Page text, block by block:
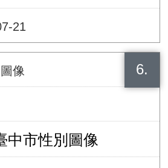
21
6.
像
中市性別圖像